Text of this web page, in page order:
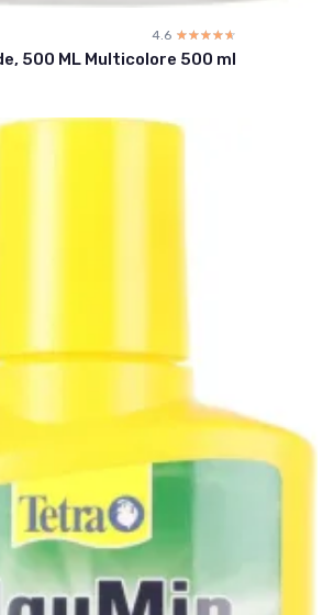
4.6 ☆☆☆☆☆
★★★★★
500 ML Multicolore 500 ml